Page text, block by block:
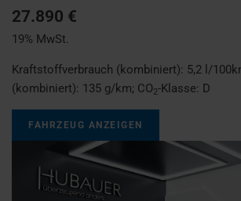
27.890 €
19% MwSt.
Kraftstoffverbrauch (kombiniert): 5,2 l/
(kombiniert): 135 g/km; CO2-Klasse: D
FAHRZEUG ANZEIGEN